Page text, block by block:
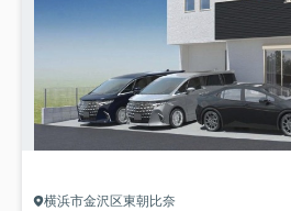
横浜市金沢区東朝比奈